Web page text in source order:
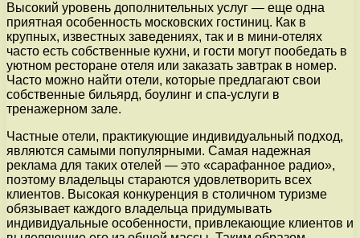
Высокий уровень дополнительных услуг — еще одна
приятная особенность московских гостиниц. Как в
крупных, известных заведениях, так и в мини-отелях
часто есть собственные кухни, и гости могут пообедать в
уютном ресторане отеля или заказать завтрак в номер.
Часто можно найти отели, которые предлагают свои
собственные бильярд, боулинг и спа-услуги в
тренажерном зале.
Частные отели, практикующие индивидуальный подход,
являются самыми популярными. Самая надежная
реклама для таких отелей — это «сарафанное радио»,
поэтому владельцы стараются удовлетворить всех
клиентов. Высокая конкуренция в столичном туризме
обязывает каждого владельца придумывать
индивидуальные особенности, привлекающие клиентов и